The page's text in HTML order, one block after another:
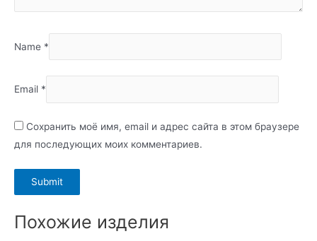
Name *
Email *
Сохранить моё имя, email и адрес сайта в этом браузере
для последующих моих комментариев.
Похожие изделия